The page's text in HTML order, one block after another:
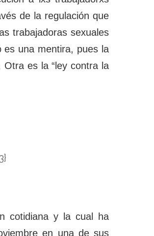
de la regulación que
trabajadoras sexuales
es una mentira, pues la
es la “ley contra la
cotidiana y la cual ha
en una de sus